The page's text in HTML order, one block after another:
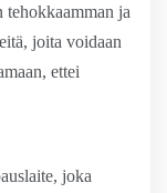
tehokkaamman ja
joita voidaan
ettei
joka